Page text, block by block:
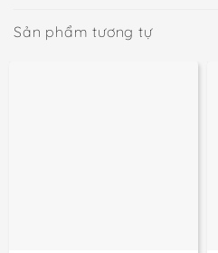
Sản phẩm tương tự